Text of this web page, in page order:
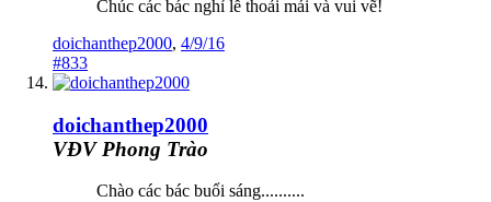
Chúc các bác nghỉ lễ thoải mái và vui vẽ!
doichanthep2000, 4/9/16
#833
doichanthep2000
VĐV Phong Trào
Chào các bác buổi sáng..........